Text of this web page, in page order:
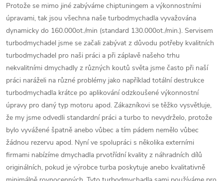
Protože se mimo jiné zabýváme chiptuningem a výkonnostními
úpravami, tak jsou všechna naše turbodmychadla vyvažována
dynamicky do 160.000ot./min (standard 130.000ot./min.). Servisem
turbodmychadel jsme se začali zabývat z důvodu potřeby kvalitních
turbodmychadel pro naši práci a při záplavě našeho trhu
nekvalitními dmychadly z různých koutů světa jsme často při naší
práci naráželi na různé problémy jako například totální destrukce
turbodmychadla krátce po aplikování odzkoušené výkonnostní
úpravy pro daný typ motoru apod. Zákazníkovi se těžko vysvětluje,
že my jsme odvedli standardní práci a turbo to nevydrželo, protože
bylo vyvážené špatně anebo vůbec a tím pádem nemělo vůbec
žádnou rezervu apod. Nyní ve spolupráci s několika externími
firmami nabízíme dmychadla prvotřídní kvality z náhradních dílů
originálních, pokud je výrobce turba poskytuje anebo kvalitativně